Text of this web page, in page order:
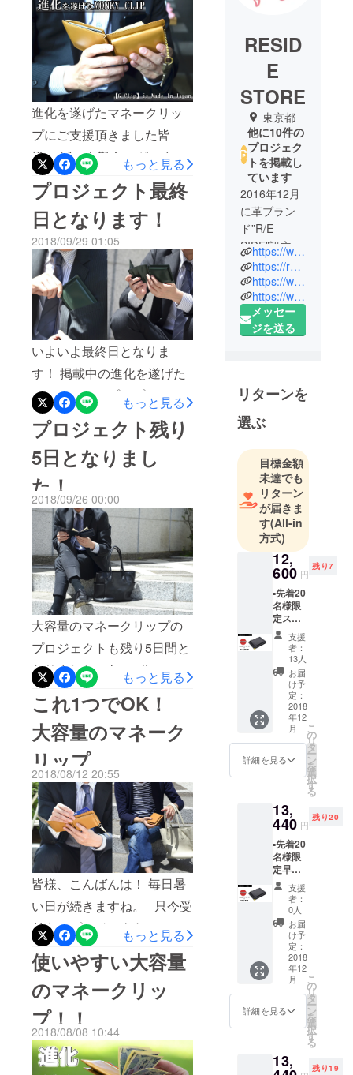
進化を遂げたマネークリッ
プにご支援頂きました皆
様、 誠に有難うございま
す。 9/30を持ちまして当プ
ロジェクトの受注期間が終
了致しました。 早速生産に
仕掛かりたいと思います。
生産状況が見えてきました
ら、こちらの活動報告にて
随時ご報告させて頂きます
ので、 引き続き宜しくお願
い致します また別件ではご
ざいますが、別サイトにて
進行中のプロジェクト「大
人の薄型ボディーバッグ」
も大変ご好評頂いておりま
す。 お得なこの機会に是
非、皆様ご支援頂けました
ら幸いです↓
https://www.makuake.com/pr
oject/reside07/ 宜しくお願
い申し上げます R/E SIDE
もっと見る
プロジェクト最終
日となります！
2018/09/29 01:05
いよいよ最終日となりま
す！ 掲載中の進化を遂げた
マネークリップのプロジェ
クトも残すところあと1日と
なりました！！
https://camp-
fire.jp/projects/view/89674
これまでにご支援頂きまし
た皆様、誠に有難うござい
ます！ まだお得なリターン
も残っておりますので、是
非ともこの機会に ご支援頂
きましたら幸いです。
SALEをしないR/E SIDEの
商品をOFF価格でご購入で
きるのは、 クラウドファン
ディング のみとなっており
ます！ 宜しくお願い致しま
す R/E SIDE
もっと見る
プロジェクト残り
5日となりまし
た！
2018/09/26 00:00
大容量のマネークリップの
プロジェクトも残り5日間と
なりました。 https://camp-
fire.jp/projects/view/89674
ご支援いただいております
皆様、誠に有難うございま
す。 まだまだ大変お得なリ
ターンも残っておりますの
で、この機会に是非ご支援
頂ければ幸いです。 宜しく
お願い致します R/E SIDE
もっと見る
これ1つでOK！
大容量のマネーク
リップ
2018/08/12 20:55
皆様、こんばんは！ 毎日暑
い日が続きますね。 只今受
付中のプロジェクトのマ
ネークリップは、 大容量で
とても便利なアイテムで
す。 https://camp-
fire.jp/projects/view/89674
これ1つ持てば他にキーケー
スやカードケースなど持つ
もっと見る
使いやすい大容量
のマネークリッ
プ！！
2018/08/08 10:44
RESID
E
STORE
東京都
他に10件の
プロジェク
トを掲載し
ています
2016年12月
に革ブラン
ド”R/E
SIDE”設立。
クラウド
ファンディ
ングを行い
ながら新商
品を開発
①飽きのこ
ないシンプ
ルデザイン
②毎日使う
ものだから
こそ機能的
に
③余計な中
間マージン
を排除し適
正価格にて
の３つをポ
リシーに物
作りを行な
い、現在イ
ンターネッ
トを中心に
販売を行っ
ておりま
す。
https://www.residestore.com/
https://reside.theshop.jp/
https://www.facebook.com/residestore/
https://www.instagram.com/reside_store/
メッセー
ジを送る
リターンを
選ぶ
目標金額
未達でも
リターン
が届きま
す(All-in
方式)
12,
600 円
残り7
▪️先着20
名様限
定スー
パー早
割 ▪️通常
販売価
格
¥16,800
25％OF
F価格
▪️【G-
Clip】
ブラッ
ク本体1
個＝
¥12,600
（税
込・送
料込）
▪️2018年
12月中
のお届
け予定
支援
者：
13人
お届
け予
定：
2018
年12
月
詳細を見る
こ
の
リ
タ
ー
ン
を
選
択
す
る
13,
440 円
残り20
▪️先着20
名様限
定早割 ▪️
通常販
売価格
¥16,800
の
20％OF
F価格
▪️【G-
Clip】
ブラッ
ク本体1
個＝
¥13,440
（税
料込）
▪️2018年
支援
者：
0人
お届
け予
定：
2018
年12
月
詳細を見る
こ
の
リ
タ
ー
ン
を
選
択
す
る
13, 残り19